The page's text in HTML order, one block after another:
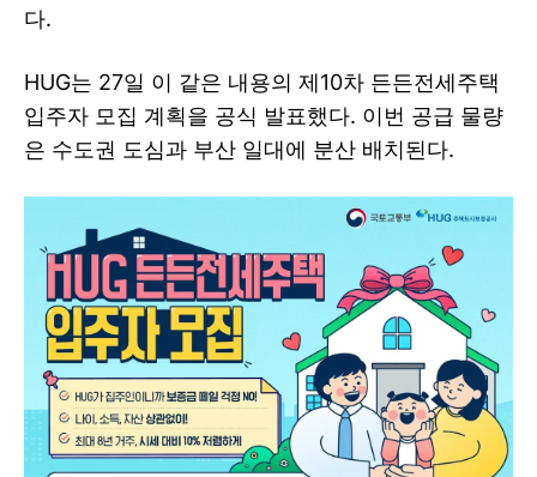
다.
HUG는 27일 이 같은 내용의 제10차 든든전세주택
입주자 모집 계획을 공식 발표했다. 이번 공급 물량
은 수도권 도심과 부산 일대에 분산 배치된다.